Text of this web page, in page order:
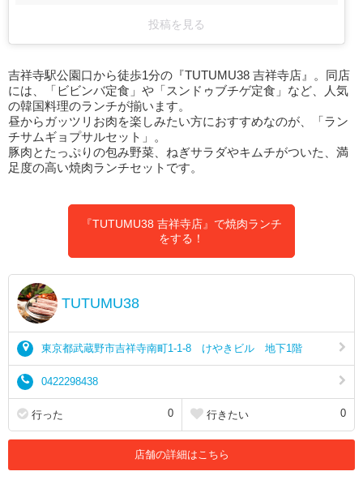
投稿を見る
吉祥寺駅公園口から徒歩1分の『TUTUMU38 吉祥寺店』。同店
には、「ビビンバ定食」や「スンドゥブチゲ定食」など、人気
の韓国料理のランチが揃います。
昼からガッツリお肉を楽しみたい方におすすめなのが、「ラン
チサムギョプサルセット」。
豚肉とたっぷりの包み野菜、ねぎサラダやキムチがついた、満
足度の高い焼肉ランチセットです。
『TUTUMU38 吉祥寺店』で焼肉ランチ
をする！
TUTUMU38
東京都武蔵野市吉祥寺南町1-1-8 けやきビル 地下1階
0422298438
行った 0 行きたい 0
店舗の詳細はこちら